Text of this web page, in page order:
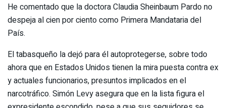
He comentado que la doctora Claudia Sheinbaum Pardo no
despeja al cien por ciento como Primera Mandataria del
País.
El tabasqueño la dejó para él autoprotegerse, sobre todo
ahora que en Estados Unidos tienen la mira puesta contra ex
y actuales funcionarios, presuntos implicados en el
narcotráfico. Simón Levy asegura que en la lista figura el